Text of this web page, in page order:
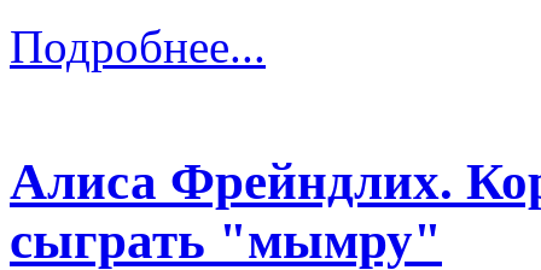
Подробнее...
Алиса Фрейндлих.
сыграть "мымру"